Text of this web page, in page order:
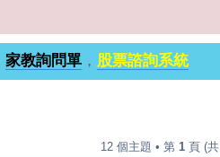
家教詢問單 ， 股票諮詢系統
12 個主題 • 第 1 頁 (共